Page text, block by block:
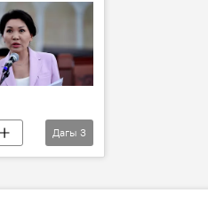
Дагы 3